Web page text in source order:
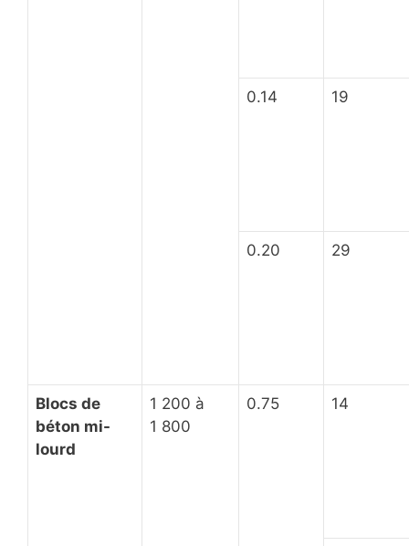
0.14 19
0.20 29
Blocs de
béton mi-
lourd
1 200 à
1 800
0.75 14